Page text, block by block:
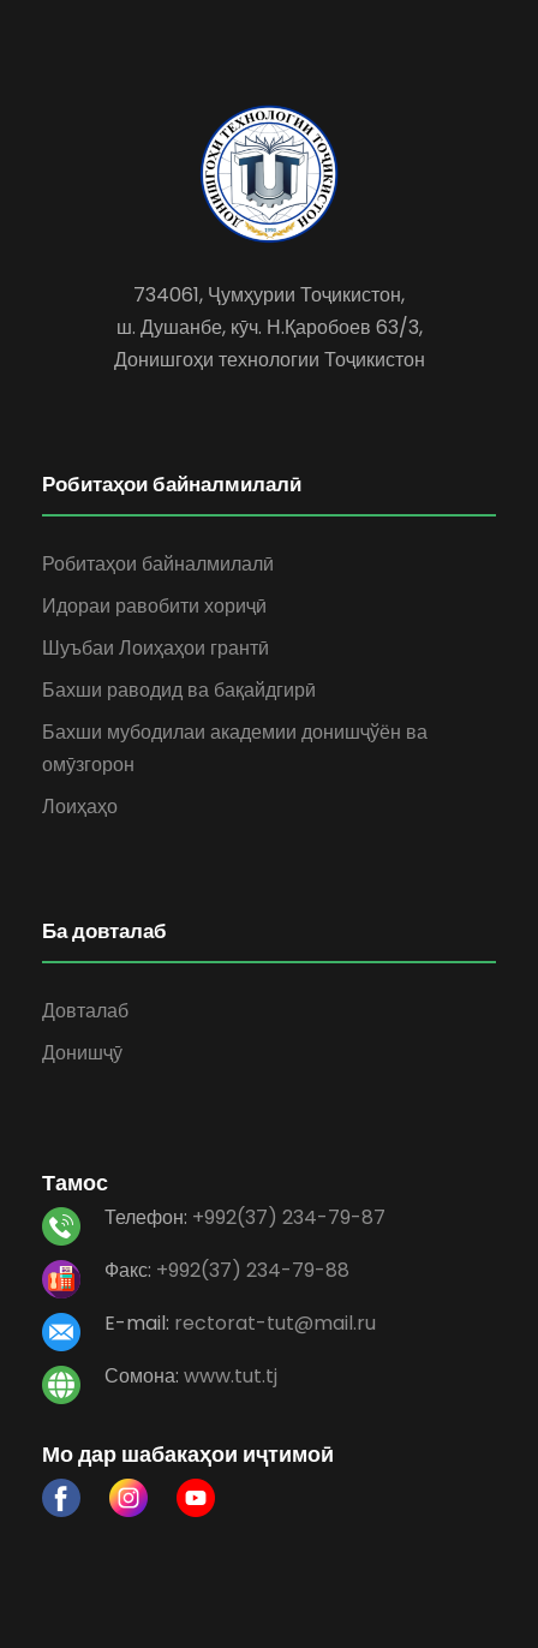
734061, Ҷумҳурии Тоҷикистон,
ш. Душанбе, кӯч. Н.Қаробоев 63/3,
Донишгоҳи технологии Тоҷикистон
Робитаҳои байналмилалӣ
Робитаҳои байналмилалӣ
Идораи равобити хориҷӣ
Шуъбаи Лоиҳаҳои грантӣ
Бахши раводид ва бақайдгирӣ
Бахши мубодилаи академии донишҷўён ва
омӯзгорон
Лоиҳаҳо
Ба довталаб
Довталаб
Донишҷӯ
Тамос
Телефон: +992(37) 234-79-87
Факс: +992(37) 234-79-88
E-mail: rectorat-tut@mail.ru
Сомона: www.tut.tj
Мо дар шабакаҳои иҷтимоӣ